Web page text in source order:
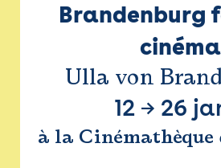
Brandenburg
cinéma
Ulla von
12 → 26
à la Cinémathèque